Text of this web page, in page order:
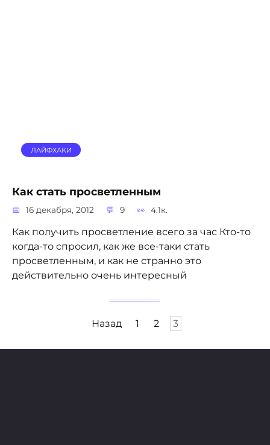
ЛАЙФХАКИ
Как стать просветленным
16 декабря, 2012 9 4.1к.
Как получить просветление всего за час Кто-то
когда-то спросил, как же все-таки стать
просветленным, и как не странно это
действительно очень интересный
Назад 1 2 3